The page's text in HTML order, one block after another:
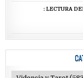
: LECTURA